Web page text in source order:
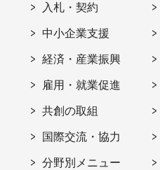
入札・契約
中小企業支援
経済・産業振興
雇用・就業促進
共創の取組
国際交流・協力
分野別メニュー